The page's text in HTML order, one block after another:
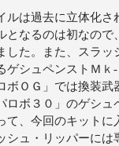
ルは過去に立体化さ
となるのは初なので
した。また、スラッ
ゲシュペンストＭ
ボＯＧ」では換装武
ロボ３０」のゲシュ
て、今回のキットに
シュ・リッパーには